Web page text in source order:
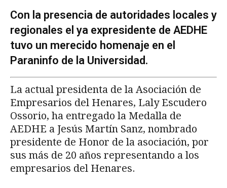
Con la presencia de autoridades locales y
regionales el ya expresidente de AEDHE
tuvo un merecido homenaje en el
Paraninfo de la Universidad.
La actual presidenta de la Asociación de
Empresarios del Henares, Laly Escudero
Ossorio, ha entregado la Medalla de
AEDHE a Jesús Martín Sanz, nombrado
presidente de Honor de la asociación, por
sus más de 20 años representando a los
empresarios del Henares.